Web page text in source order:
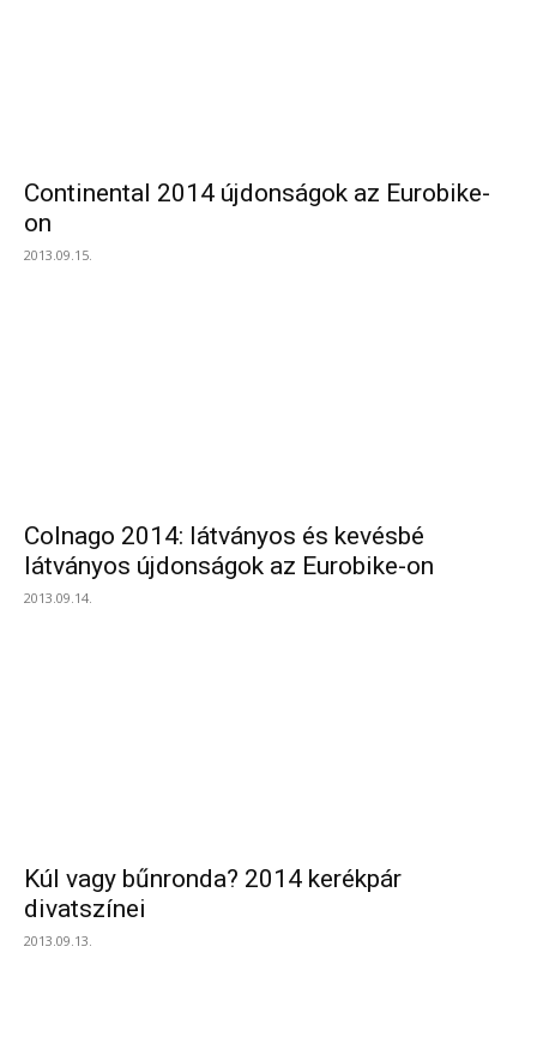
Continental 2014 újdonságok az Eurobike-
on
2013.09.15.
Colnago 2014: látványos és kevésbé
látványos újdonságok az Eurobike-on
2013.09.14.
Kúl vagy bűnronda? 2014 kerékpár
divatszínei
2013.09.13.